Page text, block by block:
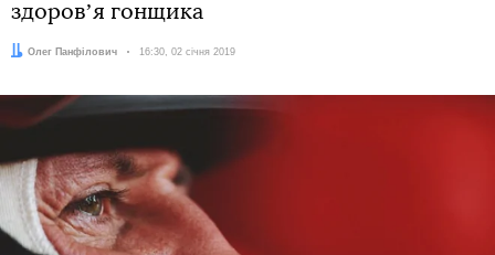
здоровʼя гонщика
Автор:
Олег Панфілович Дата:
16:30, 02 січня 2019